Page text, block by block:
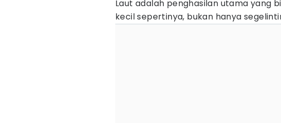
Laut adalah penghasilan utama yang
kecil sepertinya, bukan hanya